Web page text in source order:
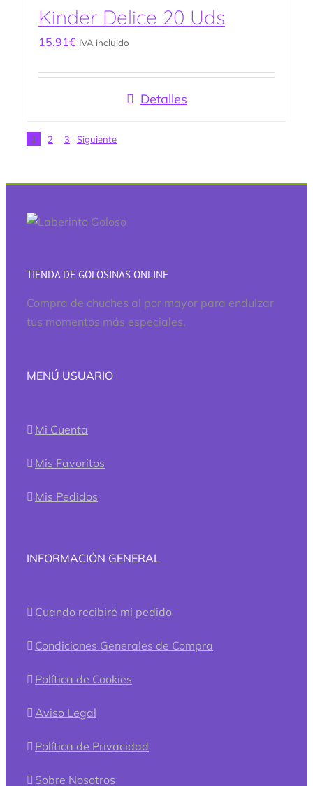
Kinder Delice 20 Uds
15.91€ IVA incluido
Detalles
1 2 3 Siguiente
TIENDA DE GOLOSINAS ONLINE
Compra de chuches al por mayor para endulzar
tus momentos más especiales.
MENÚ USUARIO
Mi Cuenta
Mis Favoritos
Mis Pedidos
INFORMACIÓN GENERAL
Cuando recibiré mi pedido
Condiciones Generales de Compra
Política de Cookies
Aviso Legal
Política de Privacidad
Sobre Nosotros